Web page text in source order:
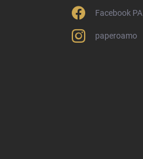
Facebook PA
paperoamo